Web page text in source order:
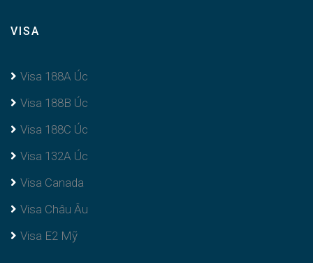
VISA
Visa 188A Úc
Visa 188B Úc
Visa 188C Úc
Visa 132A Úc
Visa Canada
Visa Châu Âu
Visa E2 Mỹ